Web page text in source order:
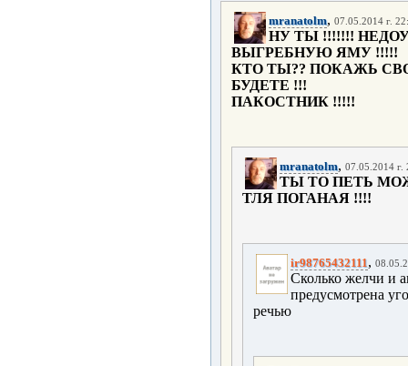
mranatolm, 07.05.2014 г.
НУ ТЫ !!!!!!!
ВЫГРЕБНУЮ ЯМУ !!!!!
КТО ТЫ?? ПОКАЖЬ
БУДЕТЕ !!!
ПАКОСТНИК !!!!!
mranatolm, 07.05.2014 г.
ТЫ ТО ПЕТЬ
ТЛЯ ПОГАНАЯ !!!!
ir98765432111,
Сколько желчи и
предусмотрена
речью